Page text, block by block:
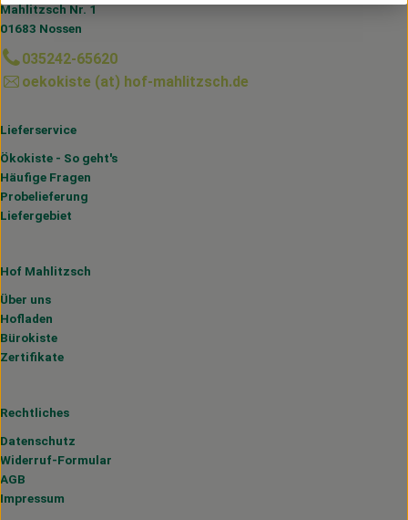
Mahlitzsch Nr. 1
01683 Nossen
035242-65620
oekokiste (at) hof-mahlitzsch.de
Lieferservice
Ökokiste - So geht's
Häufige Fragen
Probelieferung
Liefergebiet
Hof Mahlitzsch
Über uns
Hofladen
Bürokiste
Zertifikate
Rechtliches
Datenschutz
Widerruf-Formular
AGB
Impressum